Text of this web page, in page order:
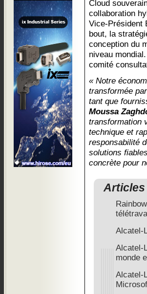
Cloud
collaboration
Vice-Président
bout, la
conception du
niveau
comité
« Notre
transformée
tant que
Moussa
transformation
technique et
responsabilité
solutions
concrète pour
Articles
Alcatel-
Alcatel-
monde
Alcatel-